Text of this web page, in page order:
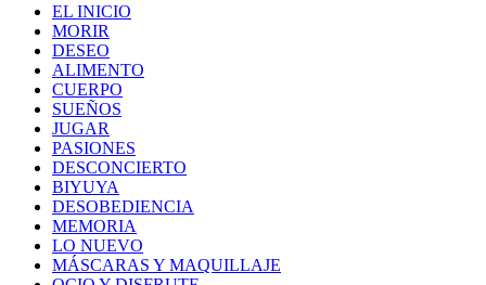
EL INICIO
MORIR
DESEO
ALIMENTO
CUERPO
SUEÑOS
JUGAR
PASIONES
DESCONCIERTO
BIYUYA
DESOBEDIENCIA
MEMORIA
LO NUEVO
MÁSCARAS Y MAQUILLAJE